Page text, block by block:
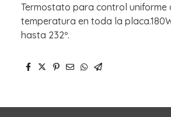
Termostato para control uniforme
temperatura en toda la
hasta 232º.